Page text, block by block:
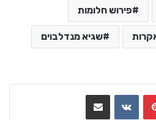
פירוש חלומות
שגיא מנדלבוים
VKontakte